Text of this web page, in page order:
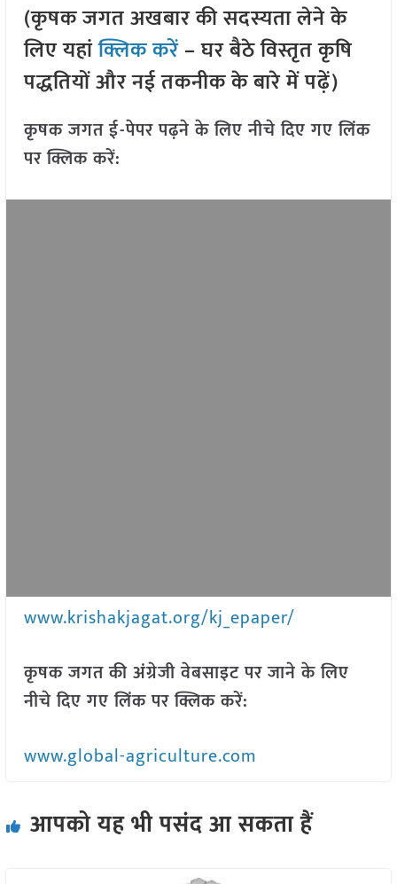
(कृषक जगत अखबार की सदस्यता लेने के
लिए यहांक्लिक करें– घर बैठे विस्तृत कृषि
पद्धतियों और नई तकनीक के बारे में पढ़ें)
कृषक जगत ई-पेपर पढ़ने के लिए नीचे दिए गए लिंक
पर क्लिक करें:
www.krishakjagat.org/kj_epaper/
कृषक जगत की अंग्रेजी वेबसाइट पर जाने के लिए
नीचे दिए गए लिंक पर क्लिक करें:
www.global-agriculture.com
आपको यह भी पसंद आ सकता हैं